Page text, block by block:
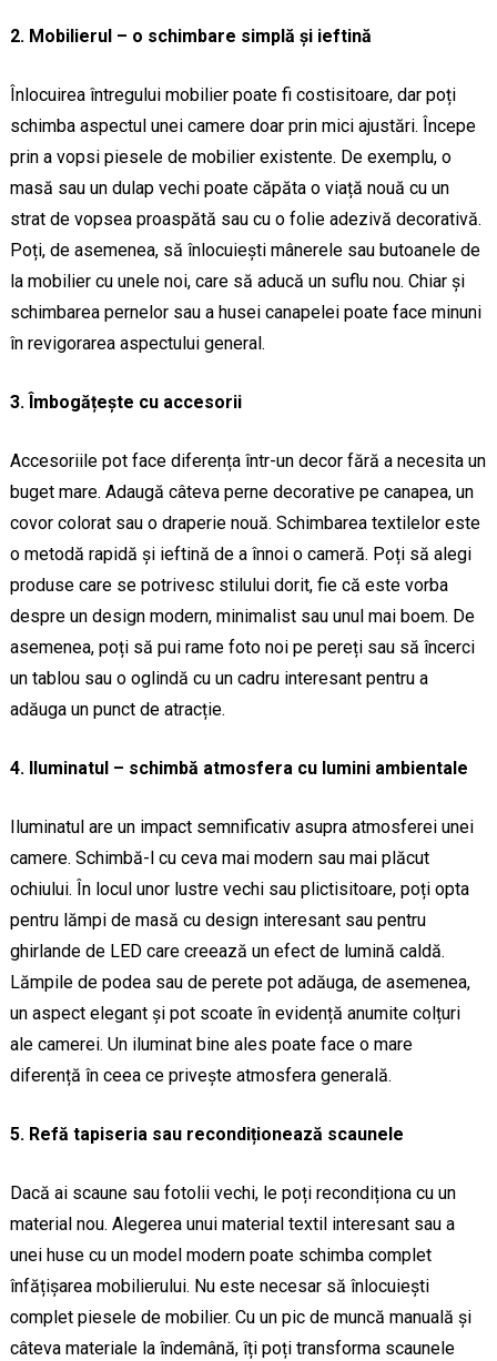
2. Mobilierul – o schimbare simplă și ieftină
Înlocuirea întregului mobilier poate fi costisitoare, dar poți
schimba aspectul unei camere doar prin mici ajustări. Începe
prin a vopsi piesele de mobilier existente. De exemplu, o
masă sau un dulap vechi poate căpăta o viață nouă cu un
strat de vopsea proaspătă sau cu o folie adezivă decorativă.
Poți, de asemenea, să înlocuiești mânerele sau butoanele de
la mobilier cu unele noi, care să aducă un suflu nou. Chiar și
schimbarea pernelor sau a husei canapelei poate face minuni
în revigorarea aspectului general.
3. Îmbogățește cu accesorii
Accesoriile pot face diferența într-un decor fără a necesita un
buget mare. Adaugă câteva perne decorative pe canapea, un
covor colorat sau o draperie nouă. Schimbarea textilelor este
o metodă rapidă și ieftină de a înnoi o cameră. Poți să alegi
produse care se potrivesc stilului dorit, fie că este vorba
despre un design modern, minimalist sau unul mai boem. De
asemenea, poți să pui rame foto noi pe pereți sau să încerci
un tablou sau o oglindă cu un cadru interesant pentru a
adăuga un punct de atracție.
4. Iluminatul – schimbă atmosfera cu lumini ambientale
Iluminatul are un impact semnificativ asupra atmosferei unei
camere. Schimbă-l cu ceva mai modern sau mai plăcut
ochiului. În locul unor lustre vechi sau plictisitoare, poți opta
pentru lămpi de masă cu design interesant sau pentru
ghirlande de LED care creează un efect de lumină caldă.
Lămpile de podea sau de perete pot adăuga, de asemenea,
un aspect elegant și pot scoate în evidență anumite colțuri
ale camerei. Un iluminat bine ales poate face o mare
diferență în ceea ce privește atmosfera generală.
5. Refă tapiseria sau recondiționează scaunele
Dacă ai scaune sau fotolii vechi, le poți recondiționa cu un
material nou. Alegerea unui material textil interesant sau a
unei huse cu un model modern poate schimba complet
înfățișarea mobilierului. Nu este necesar să înlocuiești
complet piesele de mobilier. Cu un pic de muncă manuală și
câteva materiale la îndemână, îți poți transforma scaunele